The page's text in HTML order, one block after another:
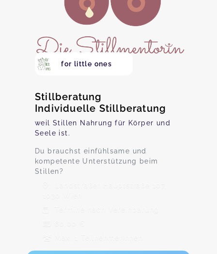
for little ones
Stillberatung
Individuelle Stillberatung
weil Stillen Nahrung für Körper und
Seele ist.
Du brauchst einfühlsame und
kompetente Unterstützung beim
Stillen?
Landstraßer Hauptstraße 107,
1030 Wien
Termine nach Vereinbarung
60,00 €
Max. 1 TeilnehmerInnen